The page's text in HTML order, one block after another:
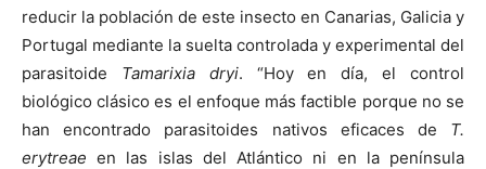
reducir la población de este insecto en Canarias, Galicia y
Portugal mediante la suelta controlada y experimental del
parasitoide Tamarixia dryi. “Hoy en día, el control
biológico clásico es el enfoque más factible porque no se
han encontrado parasitoides nativos eficaces de T.
erytreae en las islas del Atlántico ni en la península